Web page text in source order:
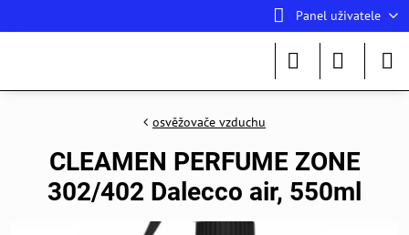
Panel uživatele
osvěžovače vzduchu
CLEAMEN PERFUME ZONE
302/402 Dalecco air, 550ml